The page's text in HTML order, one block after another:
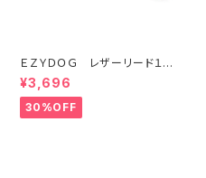
ＥＺＹＤＯＧ レザーリード１０６
ｃｍ（全2色）
¥3,696
30%OFF